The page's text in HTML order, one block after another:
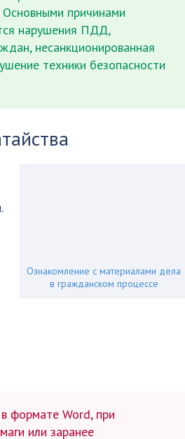
причинами
нарушения ПДД,
несанкционированная
техники безопасности
Ознакомление с материалами дела
в гражданском процессе
формате Word, при
или заранее